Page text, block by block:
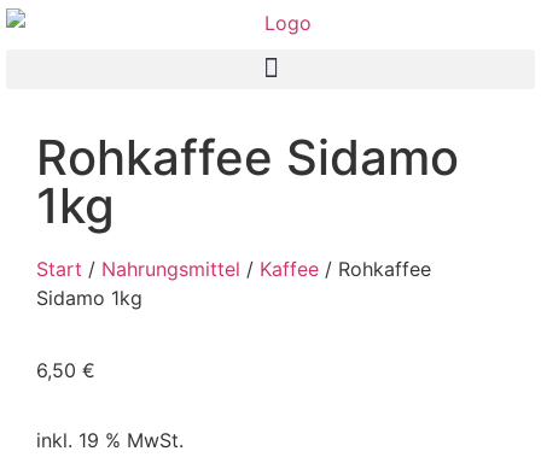
Rohkaffee Sidamo
1kg
Start / Nahrungsmittel / Kaffee / Rohkaffee
Sidamo 1kg
6,50 €
inkl. 19 % MwSt.